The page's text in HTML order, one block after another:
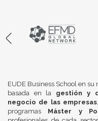
EUDE Business School en
basada en la gestión y
negocio de las empresas
programas Máster y